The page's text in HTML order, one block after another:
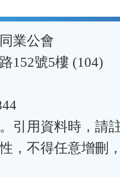
業公會
152號5樓 (104)
引用資料時，請
，不得任意增刪